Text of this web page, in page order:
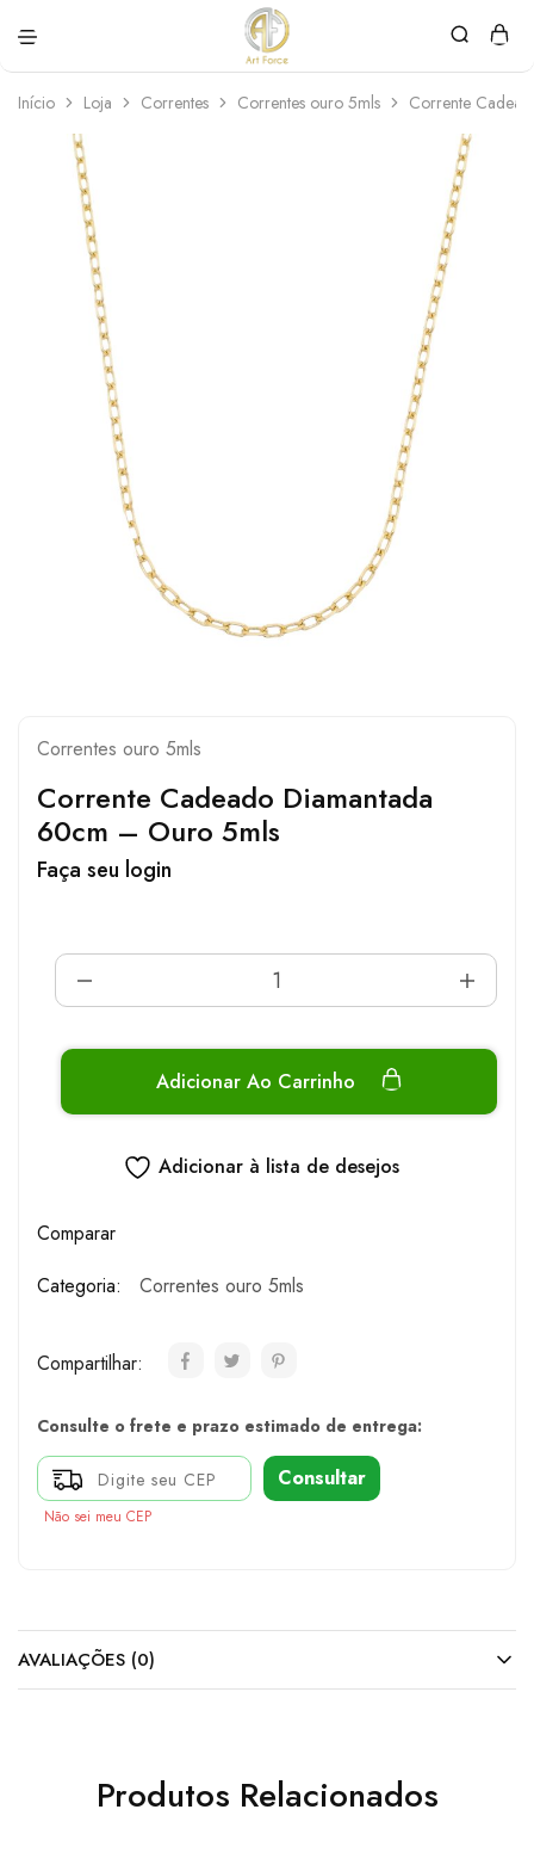
Force
personalizadas
Início Loja Correntes Correntes ouro 5mls Corrente
Correntes ouro 5mls
Corrente Cadeado Diamantada
60cm – Ouro 5mls
Faça seu login
Adicionar Ao Carrinho
Adicionar à lista de desejos
Comparar
Categoria:
Correntes ouro 5mls
Compartilhar:
Consulte o frete e prazo estimado de entrega:
Consultar
Não sei meu CEP
AVALIAÇÕES (0)
Produtos Relacionados